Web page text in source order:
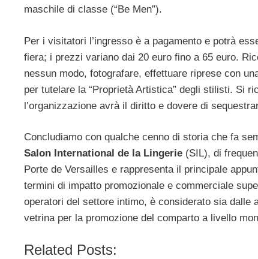
maschile di classe (“Be Men”).
Per i visitatori l’ingresso è a pagamento e potrà
fiera; i prezzi variano dai 20 euro fino a 65 euro.
nessun modo, fotografare, effettuare riprese con
per tutelare la “Proprietà Artistica” degli stilisti. Si
l’organizzazione avrà il diritto e dovere di
Concludiamo con qualche cenno di storia che fa
Salon International de la Lingerie (SIL), di
Porte de Versailles e rappresenta il principale
termini di impatto promozionale e commerciale
operatori del settore intimo, è considerato sia dalle
vetrina per la promozione del comparto a livello
Related Posts: